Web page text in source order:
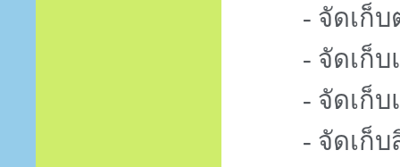
- จัดเก็
- จัดเก็
- จัดเก็
- จัดเก็